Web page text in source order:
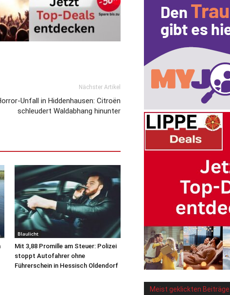
Nächster Artikel
Unfall in Hiddenhausen: Citroën
schleudert Waldabhang hinunter
Blaulicht
Mit 3,88 Promille am Steuer: Polizei
stoppt Autofahrer ohne
Führerschein in Hessisch Oldendorf
Meist geklickten Beiträge